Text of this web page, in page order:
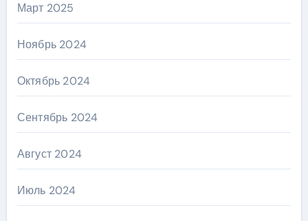
Март 2025
Ноябрь 2024
Октябрь 2024
Сентябрь 2024
Август 2024
Июль 2024